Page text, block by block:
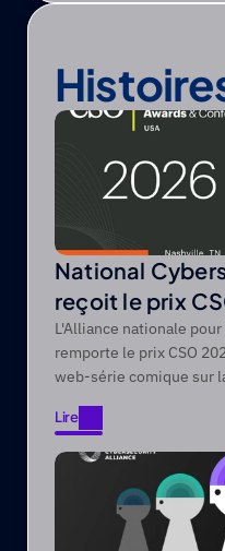
National
reçoit le prix
Foundry
L'Alliance nationale
remporte le prix CSO
web-série comique sur
le divertissement.
Lire
Lire